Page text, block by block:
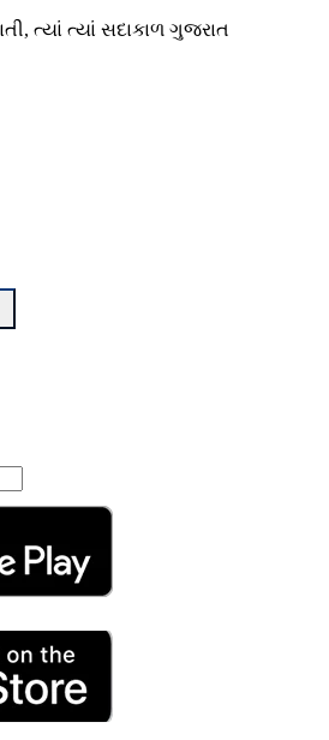
ત્યાં ત્યાં સદાકાળ ગુજરાત